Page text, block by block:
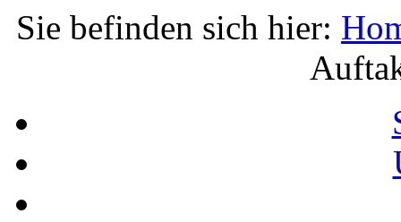
Sie befinden sich hier: